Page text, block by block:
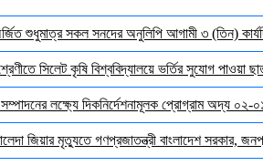
শুধুমাত্র সকল সনদের অনুলিপি আগামী ৩ (তিন)
সিলেট কৃষি বিশ্ববিদ্যালয়ে ভর্তির সুযোগ পাওয়া
লক্ষ্যে দিকনির্দেশনামূলক প্রোগ্রাম অদ্য ০২-
জিয়ার মৃত্যুতে গণপ্রজাতন্ত্রী বাংলাদেশ